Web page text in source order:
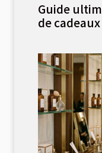
Guide
de